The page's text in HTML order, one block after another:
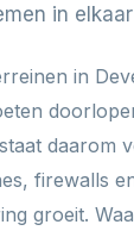
in
in
daarom
firewalls
groeit.